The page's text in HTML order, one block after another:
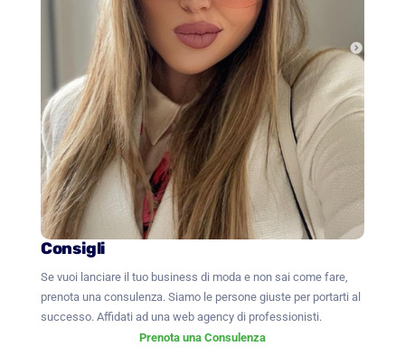
Consigli
Se vuoi lanciare il tuo business di moda e non sai come fare,
prenota una consulenza. Siamo le persone giuste per portarti al
successo. Affidati ad una web agency di professionisti.
Prenota una Consulenza